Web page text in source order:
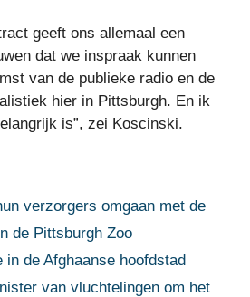
geeft ons allemaal een
dat we inspraak kunnen
van de publieke radio en de
hier in Pittsburgh. En ik
is”, zei Koscinski.
verzorgers omgaan met de
de Pittsburgh Zoo
in de Afghaanse hoofdstad
van vluchtelingen om het